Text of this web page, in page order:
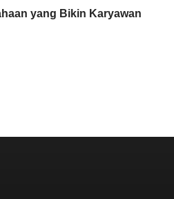
yang Bikin Karyawan